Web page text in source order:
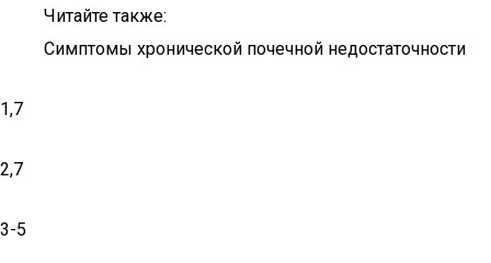
Читайте также:
Симптомы хронической почечной недостаточности
1,7
2,7
3-5